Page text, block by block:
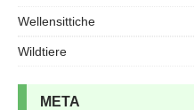
Wellensittiche
Wildtiere
META